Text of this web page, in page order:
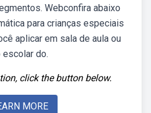
Webconfira abaixo
para crianças especiais
aplicar em sala de aula ou
do.
click the button below.
MORE